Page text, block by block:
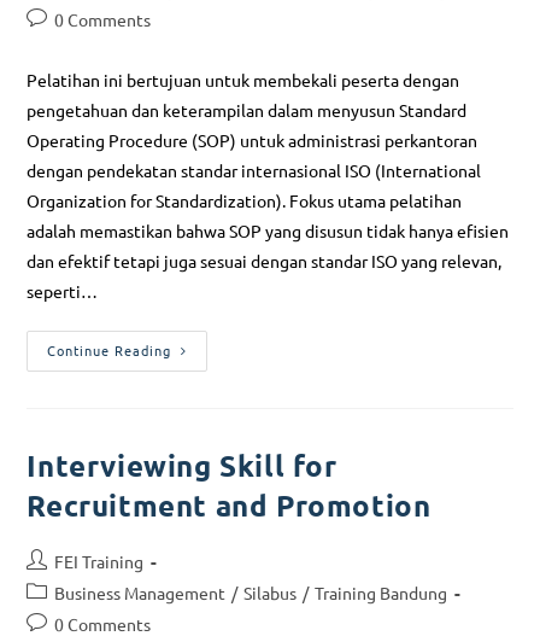
0 Comments
Pelatihan ini bertujuan untuk membekali peserta dengan
pengetahuan dan keterampilan dalam menyusun Standard
Operating Procedure (SOP) untuk administrasi perkantoran
dengan pendekatan standar internasional ISO (International
Organization for Standardization). Fokus utama pelatihan
adalah memastikan bahwa SOP yang disusun tidak hanya efisien
dan efektif tetapi juga sesuai dengan standar ISO yang relevan,
seperti…
Continue Reading
Interviewing Skill for
Recruitment and Promotion
FEI Training
Business Management / Silabus / Training Bandung
0 Comments